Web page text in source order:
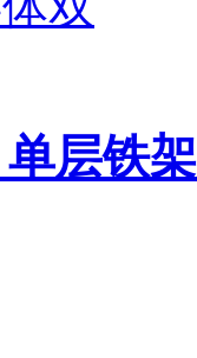
层铁